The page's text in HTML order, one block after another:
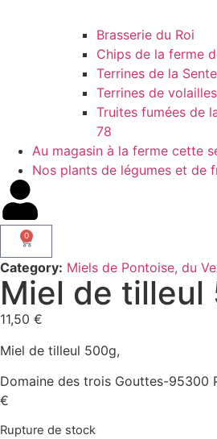
Brasserie du Roi
Chips de la ferme
Terrines de la
Terrines de
Truites fumées de
78
Au magasin à la ferme cette
Nos plants de légumes et de
0
Category: Miels de Pontoise, du
Miel de tilleul
11,50 €
Miel de tilleul 500g,
Domaine des trois Gouttes-95300
€
Rupture de stock